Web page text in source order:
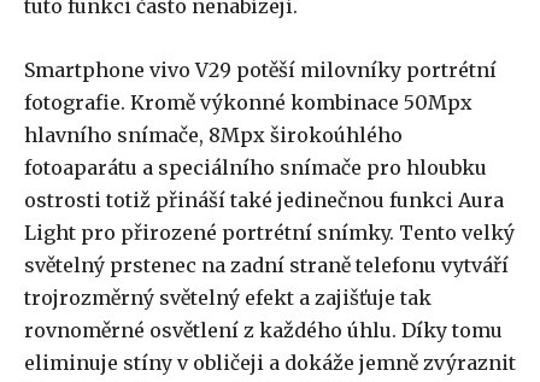
tuto funkci často nenabízejí.
Smartphone vivo V29 potěší milovníky portrétní
fotografie. Kromě výkonné kombinace 50Mpx
hlavního snímače, 8Mpx širokoúhlého
fotoaparátu a speciálního snímače pro hloubku
ostrosti totiž přináší také jedinečnou funkci Aura
Light pro přirozené portrétní snímky. Tento velký
světelný prstenec na zadní straně telefonu vytváří
trojrozměrný světelný efekt a zajišťuje tak
rovnoměrné osvětlení z každého úhlu. Díky tomu
eliminuje stíny v obličeji a dokáže jemně zvýraznit